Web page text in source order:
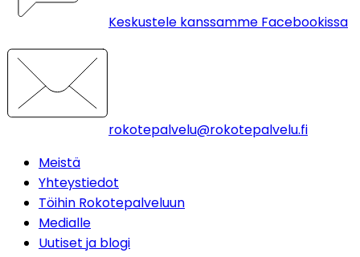
Keskustele kanssamme Facebookissa
rokotepalvelu@rokotepalvelu.fi
Meistä
Yhteystiedot
Töihin Rokotepalveluun
Medialle
Uutiset ja blogi